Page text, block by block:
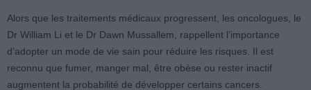
Alors que les traitements médicaux progressent, les oncologues, le
Dr William Li et le Dr Dawn Mussallem, rappellent l’importance
d’adopter un mode de vie sain pour réduire les risques. Il est
reconnu que fumer, manger mal, être obèse ou rester inactif
augmentent la probabilité de développer certains cancers.